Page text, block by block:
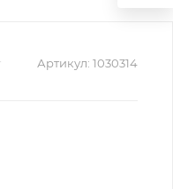
Артикул: 1030314